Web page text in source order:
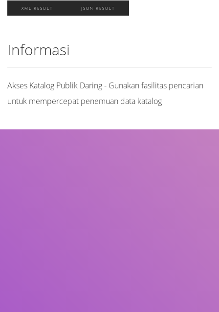
XML RESULT JSON RESULT
Informasi
Akses Katalog Publik Daring - Gunakan fasilitas pencarian
untuk mempercepat penemuan data katalog